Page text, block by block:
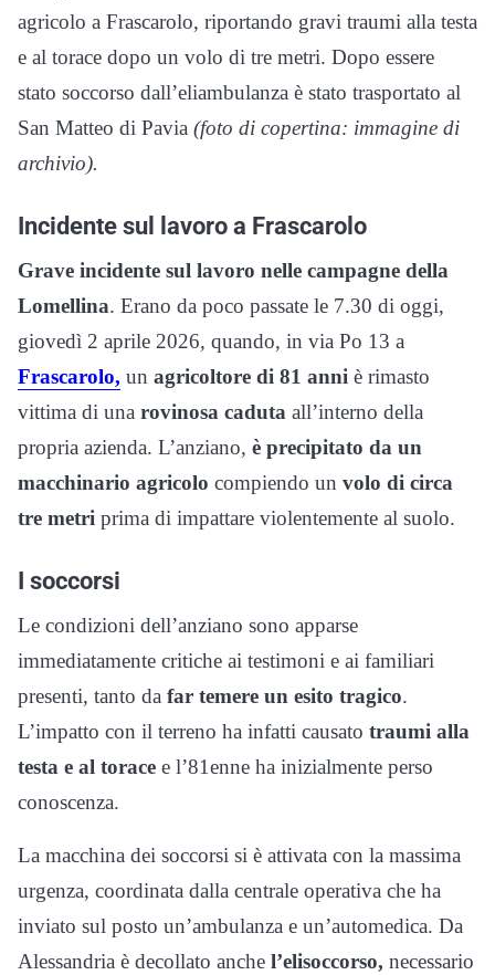
agricolo a Frascarolo, riportando gravi traumi alla testa
e al torace dopo un volo di tre metri. Dopo essere
stato soccorso dall’eliambulanza è stato trasportato al
San Matteo di Pavia (foto di copertina: immagine di
archivio).
Incidente sul lavoro a Frascarolo
Grave incidente sul lavoro nelle campagne della
Lomellina. Erano da poco passate le 7.30 di oggi,
giovedì 2 aprile 2026, quando, in via Po 13 a
Frascarolo, un agricoltore di 81 anni è rimasto
vittima di una rovinosa caduta all’interno della
propria azienda. L’anziano, è precipitato da un
macchinario agricolo compiendo un volo di circa
tre metri prima di impattare violentemente al suolo.
I soccorsi
Le condizioni dell’anziano sono apparse
immediatamente critiche ai testimoni e ai familiari
presenti, tanto da far temere un esito tragico.
L’impatto con il terreno ha infatti causato traumi alla
testa e al torace e l’81enne ha inizialmente perso
conoscenza.
La macchina dei soccorsi si è attivata con la massima
urgenza, coordinata dalla centrale operativa che ha
inviato sul posto un’ambulanza e un’automedica. Da
Alessandria è decollato anche l’elisoccorso, necessario